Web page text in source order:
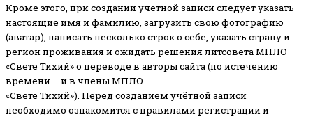
Кроме этого, при создании учетной записи следует указать
настоящие имя и фамилию, загрузить свою фотографию
(аватар), написать несколько строк о себе, указать страну и
регион проживания и ожидать решения литсовета МПЛО
«Свете Тихий» о переводе в авторы сайта (по истечению
времени – и в члены МПЛО
«Свете Тихий»). Перед созданием учётной записи
необходимо ознакомится с правилами регистрации и